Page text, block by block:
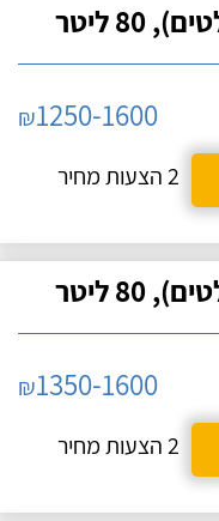
ליטר
₪1250-1600
2 הצעות מחיר
ליטר
₪1350-1600
2 הצעות מחיר